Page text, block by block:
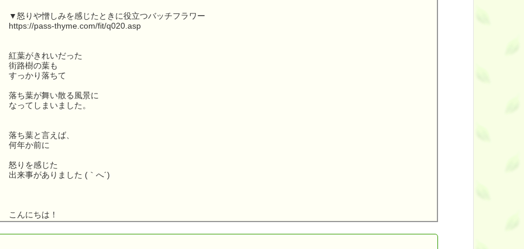
▼怒りや憎しみを感じたときに役立つバッチフラワー
https://pass-thyme.com/fit/q020.asp
紅葉がきれいだった
街路樹の葉も
すっかり落ちて
落ち葉が舞い散る風景に
なってしまいました。
落ち葉と言えば、
何年か前に
怒りを感じた
出来事がありました (｀へ´)
こんにちは！
ｅパスタイム店長の